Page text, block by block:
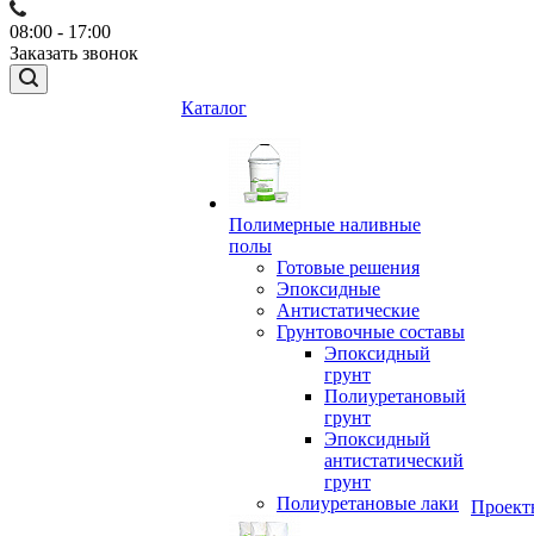
08:00 - 17:00
Заказать звонок
Каталог
Полимерные наливные
полы
Готовые решения
Эпоксидные
Антистатические
Грунтовочные составы
Эпоксидный
грунт
Полиуретановый
грунт
Эпоксидный
антистатический
грунт
Полиуретановые лаки